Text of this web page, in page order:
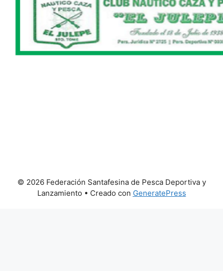
© 2026 Federación Santafesina de Pesca Deportiva y
Lanzamiento • Creado con GeneratePress